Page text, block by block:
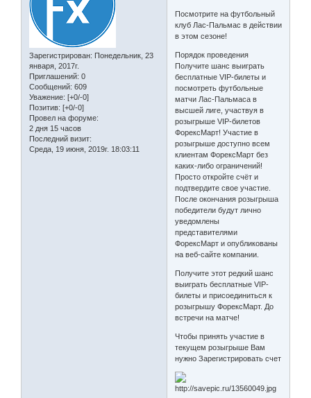
Зарегистрирован: Понедельник, 23
января, 2017г.
Приглашений: 0
Сообщений: 609
Уважение: [+0/-0]
Позитив: [+0/-0]
Провел на форуме:
2 дня 15 часов
Последний визит:
Среда, 19 июня, 2019г. 18:03:11
Посмотрите на футбольный
клуб Лас-Пальмас в действии
в этом сезоне!
Порядок проведения
Получите шанс выиграть
бесплатные VIP-билеты и
посмотреть футбольные
матчи Лас-Пальмаса в
высшей лиге, участвуя в
розыгрыше VIP-билетов
ФорексМарт! Участие в
розыгрыше доступно всем
клиентам ФорексМарт без
каких-либо ограничений!
Просто откройте счёт и
подтвердите свое участие.
После окончания розыгрыша
победители будут лично
уведомлены
представителями
ФорексМарт и опубликованы
на веб-сайте компании.
Получите этот редкий шанс
выиграть бесплатные VIP-
билеты и присоединиться к
розыгрышу ФорексМарт. До
встречи на матче!
Чтобы принять участие в
текущем розыгрыше Вам
нужно Зарегистрировать счет